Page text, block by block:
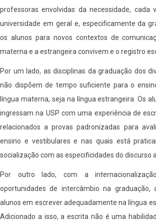
professoras envolvidas da necessidade, cada
universidade em geral e, especificamente da
os alunos para novos contextos de
materna e a estrangeira convivem e o registro
Por um lado, as disciplinas da graduação dos
não dispõem de tempo suficiente para o
língua materna, seja na língua estrangeira. Os
ingressam na USP com uma experiência de
relacionados a provas padronizadas para
ensino e vestibulares e nas quais está
socialização com as especificidades do discurso
Por outro lado, com a
oportunidades de intercâmbio na graduação,
alunos em escrever adequadamente na língua
Adicionado a isso, a escrita não é uma